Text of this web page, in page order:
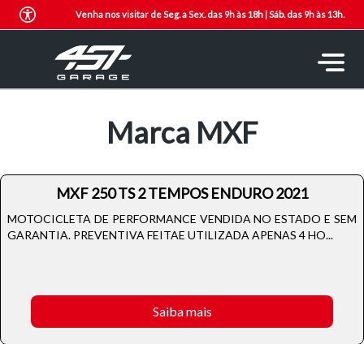
Venha nos visitar de Seg. a Sex. das 9h às 18h | Sáb. das 9h às 13h.
Marca MXF
MXF 250 TS 2 TEMPOS ENDURO 2021
MOTOCICLETA DE PERFORMANCE VENDIDA NO ESTADO E SEM
GARANTIA. PREVENTIVA FEITAE UTILIZADA APENAS 4 HO...
Saiba mais